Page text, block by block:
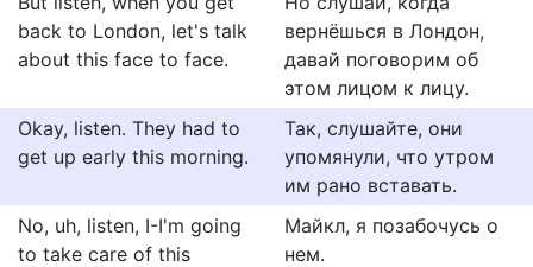
back to London, let's talk
about this face to face.
вернёшься в Лондон,
давай поговорим об
этом лицом к лицу.
Okay, listen. They had to
get up early this morning.
Так, слушайте, они
упомянули, что утром
им рано вставать.
No, uh, listen, I-I'm going
to take care of this
Майкл, я позабочусь о
нем.